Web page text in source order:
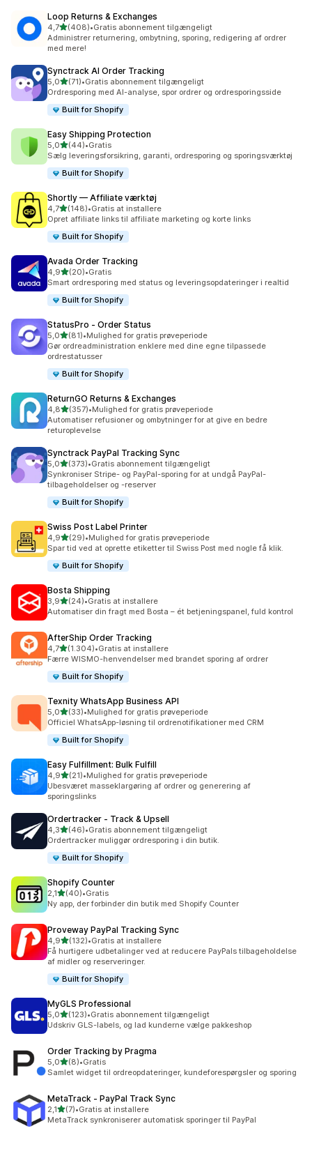
Loop Returns & Exchanges
4,7ud af 5 stjerner
(408)
408 anmeldelser i alt
•Gratis abonnement tilgængeligt
Administrer returnering, ombytning, sporing, redigering af ordrer
med mere!
Synctrack AI Order Tracking
5,0ud af 5 stjerner
(71)
71 anmeldelser i alt
•Gratis abonnement tilgængeligt
Ordresporing med AI-analyse, spor ordrer og ordresporingsside
Built for Shopify
Easy Shipping Protection
5,0ud af 5 stjerner
(44)
44 anmeldelser i alt
•Gratis
Sælg leveringsforsikring, garanti, ordresporing og sporingsværktøj
Built for Shopify
Shortly — Affiliate værktøj
4,7ud af 5 stjerner
(148)
148 anmeldelser i alt
•Gratis at installere
Opret affiliate links til affiliate marketing og korte links
Built for Shopify
Avada Order Tracking
4,9ud af 5 stjerner
(20)
20 anmeldelser i alt
•Gratis
Smart ordresporing med status og leveringsopdateringer i realtid
Built for Shopify
StatusPro ‑ Order Status
5,0ud af 5 stjerner
(81)
81 anmeldelser i alt
•Mulighed for gratis prøveperiode
Gør ordreadministration enklere med dine egne tilpassede
ordrestatusser
Built for Shopify
ReturnGO Returns & Exchanges
4,8ud af 5 stjerner
(357)
357 anmeldelser i alt
•Mulighed for gratis prøveperiode
Automatiser refusioner og ombytninger for at give en bedre
returoplevelse
Synctrack PayPal Tracking Sync
5,0ud af 5 stjerner
(373)
373 anmeldelser i alt
•Gratis abonnement tilgængeligt
Synkroniser Stripe- og PayPal-sporing for at undgå PayPal-
tilbageholdelser og -reserver
Built for Shopify
Swiss Post Label Printer
4,9ud af 5 stjerner
(29)
29 anmeldelser i alt
•Mulighed for gratis prøveperiode
Spar tid ved at oprette etiketter til Swiss Post med nogle få klik.
Built for Shopify
Bosta Shipping
3,9ud af 5 stjerner
(24)
24 anmeldelser i alt
•Gratis at installere
Automatiser din fragt med Bosta – ét betjeningspanel, fuld kontrol
AfterShip Order Tracking
4,7ud af 5 stjerner
(1.304)
1304 anmeldelser i alt
•Gratis at installere
Færre WISMO-henvendelser med brandet sporing af ordrer
Built for Shopify
Texnity WhatsApp Business API
5,0ud af 5 stjerner
(33)
33 anmeldelser i alt
•Mulighed for gratis prøveperiode
Officiel WhatsApp-løsning til ordrenotifikationer med CRM
Built for Shopify
Easy Fulfillment: Bulk Fulfill
4,9ud af 5 stjerner
(21)
21 anmeldelser i alt
•Mulighed for gratis prøveperiode
Ubesværet masseklargøring af ordrer og generering af
sporingslinks
Ordertracker ‑ Track & Upsell
4,3ud af 5 stjerner
(46)
46 anmeldelser i alt
•Gratis abonnement tilgængeligt
Ordertracker muliggør ordresporing i din butik.
Built for Shopify
Shopify Counter
2,1ud af 5 stjerner
(40)
40 anmeldelser i alt
•Gratis
Ny app, der forbinder din butik med Shopify Counter
Proveway PayPal Tracking Sync
4,9ud af 5 stjerner
(132)
132 anmeldelser i alt
•Gratis at installere
Få hurtigere udbetalinger ved at reducere PayPals tilbageholdelse
af midler og reserveringer.
Built for Shopify
MyGLS Professional
5,0ud af 5 stjerner
(123)
123 anmeldelser i alt
•Gratis abonnement tilgængeligt
Udskriv GLS-labels, og lad kunderne vælge pakkeshop
Order Tracking by Pragma
5,0ud af 5 stjerner
(8)
8 anmeldelser i alt
•Gratis
Samlet widget til ordreopdateringer, kundeforespørgsler og sporing
MetaTrack ‑ PayPal Track Sync
2,1ud af 5 stjerner
(7)
7 anmeldelser i alt
•Gratis at installere
MetaTrack synkroniserer automatisk sporinger til PayPal